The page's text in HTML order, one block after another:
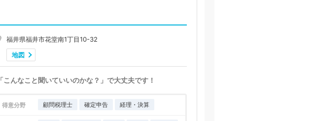
福井県福井市花堂南1丁目10-32
地図
「こんなこと聞いていいのかな？」で大丈夫です！
得意分野 顧問税理士 確定申告 経理・決算